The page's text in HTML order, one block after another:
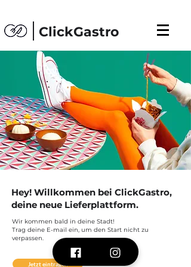
ClickGastro
Hey! Willkommen bei ClickGastro,
deine neue Lieferplattform.
Wir kommen bald in deine Stadt!
Trag deine E-mail ein, um den Start nicht zu
verpassen.
Jetzt eintragen